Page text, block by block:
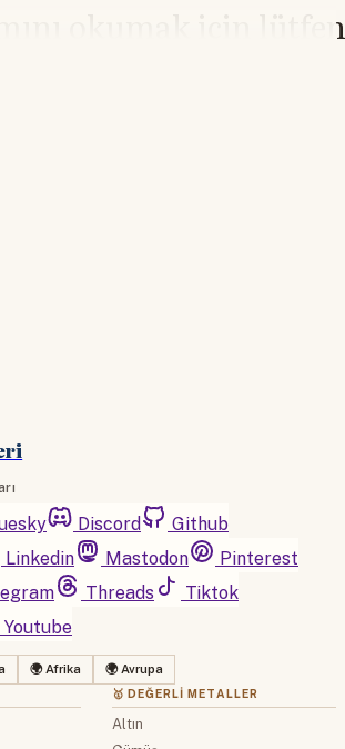
okumak için lütfen
Discord
Github
Linkedin Mastodon
Pinterest
Threads
Tiktok
Youtube
🌍 Afrika 🌍 Avrupa
🥇 DEĞERLI METALLER
Altın